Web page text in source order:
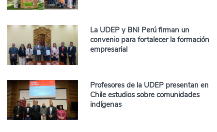
La UDEP y BNI Perú firman un
convenio para fortalecer la formación
empresarial
Profesores de la UDEP presentan en
Chile estudios sobre comunidades
indígenas